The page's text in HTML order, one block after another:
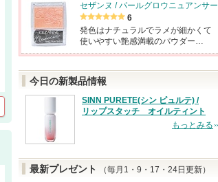
セザンヌ / パールグロウニュアンサー
6
発色はナチュラルでラメが細かくて
使いやすい艶感満載のパウダー…
今日の新製品情報
SINN PURETE(シン ピュルテ) /
リップスタッチ オイルティント
もっとみる
最新プレゼント
（毎月1・9・17・24日更新）